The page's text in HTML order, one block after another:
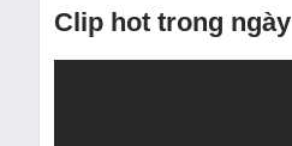
Clip hot trong ngày